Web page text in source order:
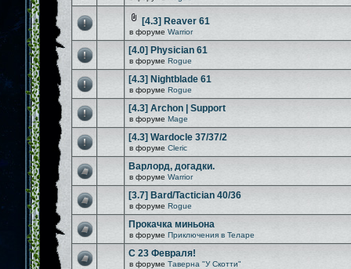
[4.3] Reaver 61
в форуме Warrior
[4.0] Physician 61
в форуме Rogue
[4.3] Nightblade 61
в форуме Rogue
[4.3] Archon | Support
в форуме Mage
[4.3] Wardocle 37/37/2
в форуме Cleric
Варлорд, догадки.
в форуме Warrior
[3.7] Bard/Tactician 40/36
в форуме Rogue
Прокачка миньона
в форуме Приключения в Теларе
С 23 Февраля!
в форуме Таверна "У Скотти"